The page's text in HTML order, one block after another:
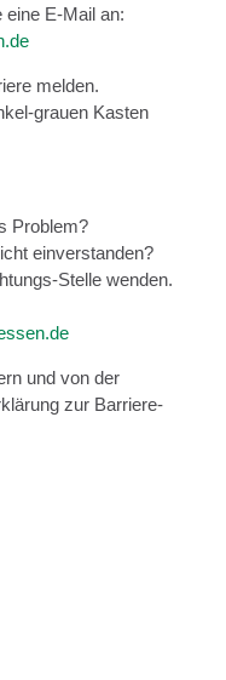
eine E-Mail an:
melden.
grauen Kasten
Problem?
einverstanden?
Stelle wenden.
und von der
zur Barriere-